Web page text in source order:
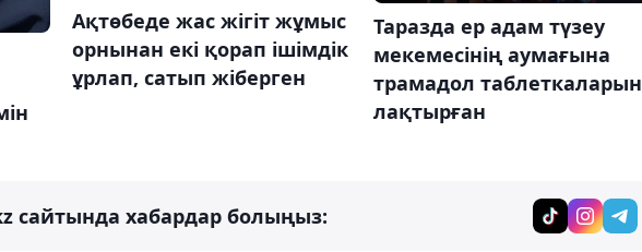
Ақтөбеде жас жігіт жұмыс
орнынан екі қорап ішімдік
ұрлап, сатып жіберген
Таразда ер адам түзеу
мекемесінің аумағына
трамадол таблеткаларын
лақтырған
сайтында хабардар болыңыз: